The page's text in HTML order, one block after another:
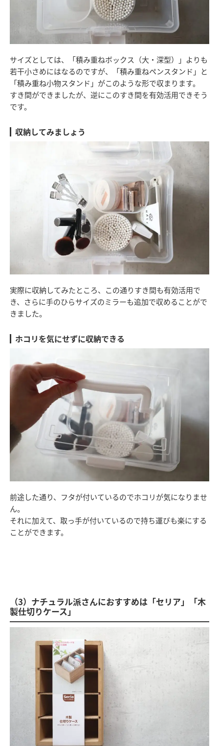
サイズとしては、「積み重ねボックス（大・深型）」よりも
若干小さめにはなるのですが、「積み重ねペンスタンド」と
「積み重ね小物スタンド」がこのような形で収まります。
すき間ができましたが、逆にこのすき間を有効活用できそう
です。
収納してみましょう
実際に収納してみたところ、この通りすき間も有効活用で
き、さらに手のひらサイズのミラーも追加で収めることがで
きました。
ホコリを気にせずに収納できる
前途した通り、フタが付いているのでホコリが気になりませ
ん。
それに加えて、取っ手が付いているので持ち運びも楽にする
ことができます。
（3）ナチュラル派さんにおすすめは「セリア」「木
製仕切りケース」